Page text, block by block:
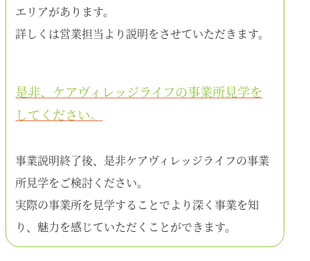
エリアがあります。
詳しくは営業担当より説明をさせていただきます。
是非、ケアヴィレッジライフの事業所見学を
してください。
事業説明終了後、是非ケアヴィレッジライフの事業
所見学をご検討ください。
実際の事業所を見学することでより深く事業を知
り、魅力を感じていただくことができます。